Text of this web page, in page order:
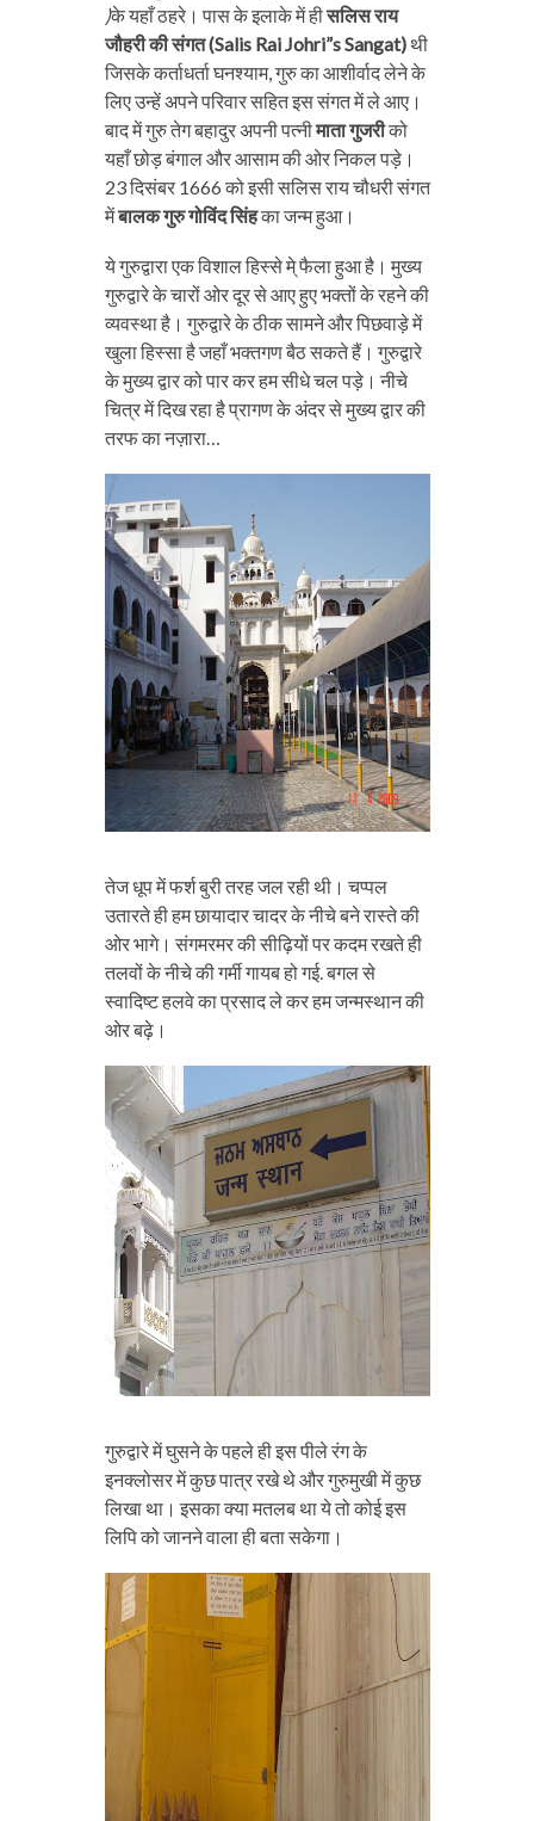
)के यहाँ ठहरे। पास के इलाके में हीसलिस राय
जौहरी की संगत (Salis Rai Johri”s Sangat)थी
जिसके कर्ताधर्ता घनश्याम, गुरु का आशीर्वाद लेने के
लिए उन्हें अपने परिवार सहित इस संगत में ले आए।
बाद में गुरु तेग बहादुर अपनी पत्नीमाता गुजरीको
यहाँ छोड़ बंगाल और आसाम की ओर निकल पड़े।
23 दिसंबर 1666 को इसी सलिस राय चौधरी संगत
मेंबालक गुरु गोविंद सिंहका जन्म हुआ।
ये गुरुद्वारा एक विशाल हिस्से मे् फैला हुआ है। मुख्य
गुरुद्वारे के चारों ओर दूर से आए हुए भक्तों के रहने की
व्यवस्था है। गुरुद्वारे के ठीक सामने और पिछवाड़े में
खुला हिस्सा है जहाँ भक्तगण बैठ सकते हैं। गुरुद्वारे
के मुख्य द्वार को पार कर हम सीधे चल पड़े। नीचे
चित्र में दिख रहा है प्रागण के अंदर से मुख्य द्वार की
तरफ का नज़ारा…
तेज धूप में फर्श बुरी तरह जल रही थी। चप्पल
उतारते ही हम छायादार चादर के नीचे बने रास्ते की
ओर भागे। संगमरमर की सीढ़ियों पर कदम रखते ही
तलवों के नीचे की गर्मी गायब हो गई. बगल से
स्वादिष्ट हलवे का प्रसाद ले कर हम जन्मस्थान की
ओर बढ़े।
गुरुद्वारे में घुसने के पहले ही इस पीले रंग के
इनक्लोसर में कुछ पात्र रखे थे और गुरुमुखी में कुछ
लिखा था। इसका क्या मतलब था ये तो कोई इस
लिपि को जानने वाला ही बता सकेगा।